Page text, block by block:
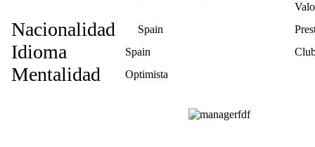
Nacionalidad Spain
Idioma Spain
Mentalidad Optimista